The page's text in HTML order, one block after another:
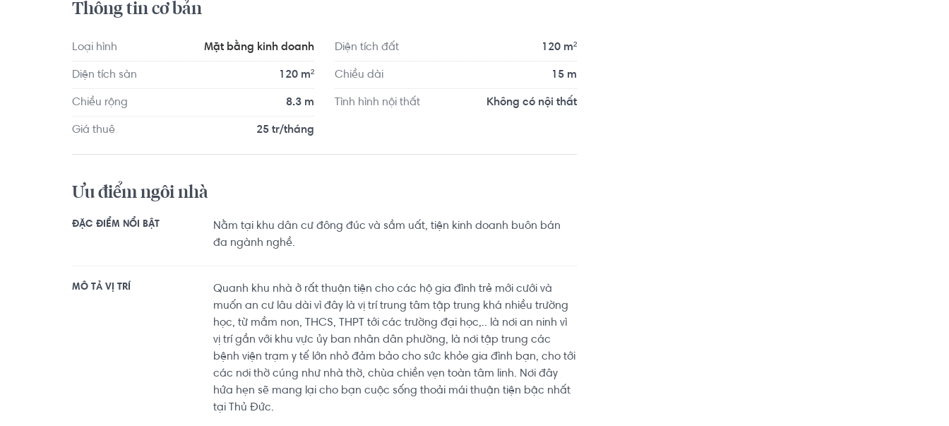
toàn tâm linh. Nơi đây hứa hẹn sẽ mang lại cho bạn cuộc sống thoải mái thuận tiện bậc nhất tại
Thông tin cơ bản
Loại hình Mặt bằng kinh doanh Diện tích đất 120 m²
Diện tích sàn 120 m² Chiều dài 15 m
Chiều rộng 8.3 m Tình hình nội thất Không có nội thất
Giá thuê 25 tr/tháng
Ưu điểm ngôi nhà
ĐẶC ĐIỂM NỔI BẬT
Nằm tại khu dân cư đông đúc và sầm uất, tiện kinh doanh buôn bán
đa ngành nghề.
MÔ TẢ VỊ TRÍ
Quanh khu nhà ở rất thuận tiện cho các hộ gia đình trẻ mới cưới và
muốn an cư lâu dài vì đây là vị trí trung tâm tập trung khá nhiều trường
học, từ mầm non, THCS, THPT tới các trường đại học,.. là nơi an ninh vì
vị trí gần với khu vực ủy ban nhân dân phường, là nơi tập trung các
bệnh viện trạm y tế lớn nhỏ đảm bảo cho sức khỏe gia đình bạn, cho tới
các nơi thờ cúng như nhà thờ, chùa chiền vẹn toàn tâm linh. Nơi đây
hứa hẹn sẽ mang lại cho bạn cuộc sống thoải mái thuận tiện bậc nhất
tại Thủ Đức.